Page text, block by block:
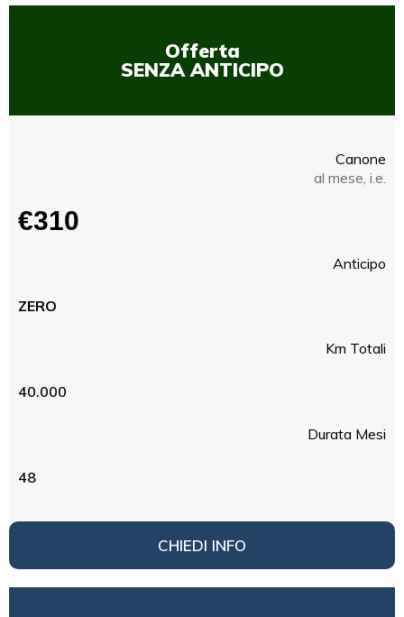
Offerta
SENZA ANTICIPO
Canone
al mese, i.e.
€310
Anticipo
ZERO
Km Totali
40.000
Durata Mesi
48
CHIEDI INFO